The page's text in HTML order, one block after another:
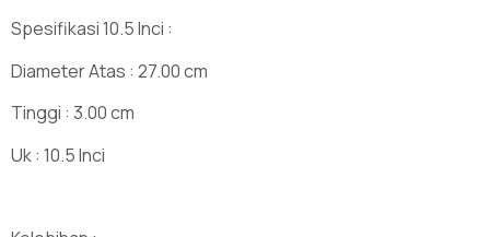
Spesifikasi 10.5 Inci :
Diameter Atas : 27.00 cm
Tinggi : 3.00 cm
Uk : 10.5 Inci